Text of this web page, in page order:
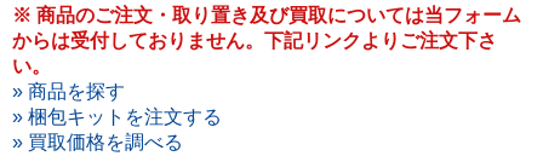
中古品を探す
※ 商品のご注文・取り置き及び買取については当フォーム
からは受付しておりません。下記リンクよりご注文下さ
い。
» 商品を探す
» 梱包キットを注文する
» 買取価格を調べる